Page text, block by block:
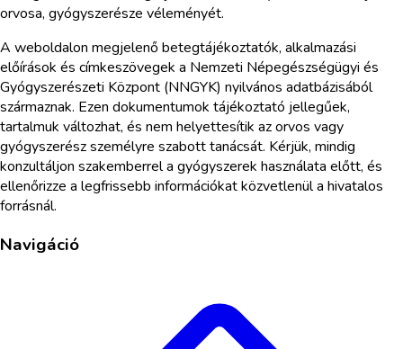
orvosa, gyógyszerésze véleményét.
A weboldalon megjelenő betegtájékoztatók, alkalmazási
előírások és címkeszövegek a Nemzeti Népegészségügyi és
Gyógyszerészeti Központ (NNGYK) nyilvános adatbázisából
származnak. Ezen dokumentumok tájékoztató jellegűek,
tartalmuk változhat, és nem helyettesítik az orvos vagy
gyógyszerész személyre szabott tanácsát. Kérjük, mindig
konzultáljon szakemberrel a gyógyszerek használata előtt, és
ellenőrizze a legfrissebb információkat közvetlenül a hivatalos
forrásnál.
Navigáció